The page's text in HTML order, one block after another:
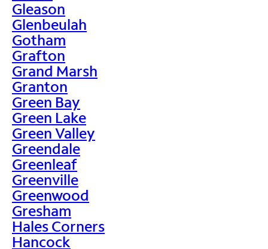
Gleason
Glenbeulah
Gotham
Grafton
Grand Marsh
Granton
Green Bay
Green Lake
Green Valley
Greendale
Greenleaf
Greenville
Greenwood
Gresham
Hales Corners
Hancock